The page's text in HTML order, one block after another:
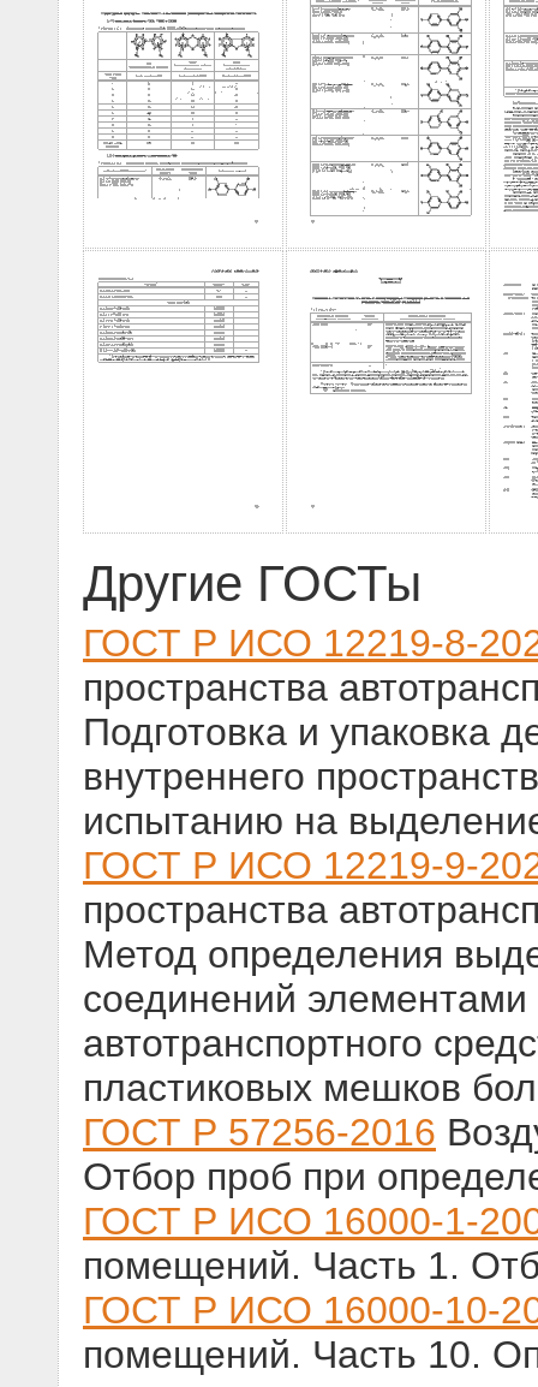
Другие ГОСТы
ГОСТ Р ИСО 12219-8-
пространства
Подготовка и упаковка
внутреннего
испытанию на
ГОСТ Р ИСО 12219-9-
пространства
Метод определения
соединений элементами
автотранспортного
пластиковых мешков
ГОСТ Р 57256-2016
Отбор проб при
ГОСТ Р ИСО 16000-1-
помещений. Часть 1.
ГОСТ Р ИСО 16000-10-
помещений. Часть 10.